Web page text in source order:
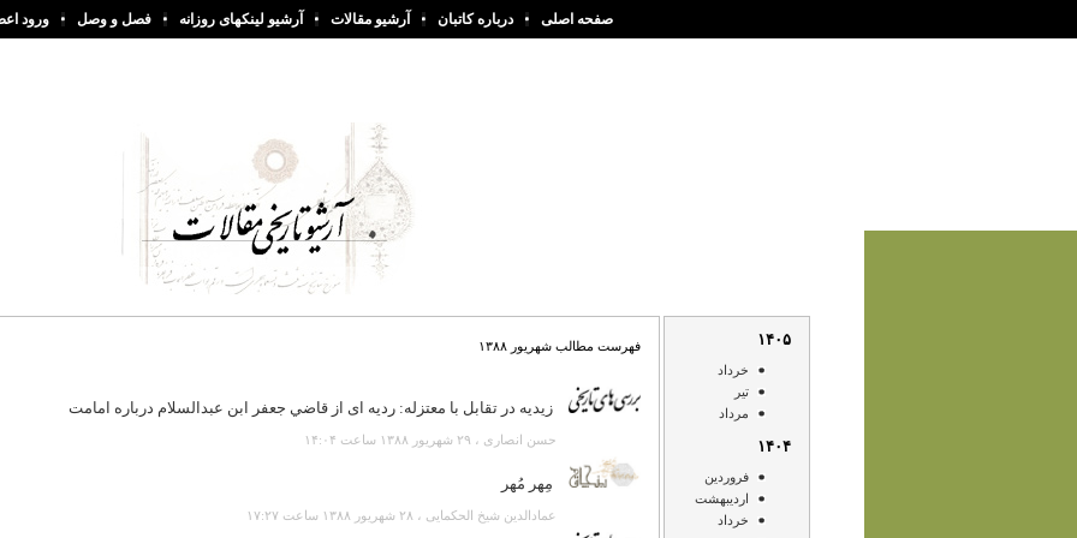
صفحه اصلی درباره کاتبان آرشیو مقالات آرشیو لینکهای روزانه فصل و وصل ورود
۱۴۰۵
خرداد
تير
مرداد
۱۴۰۴
فروردين
ارديبهشت
خرداد
فهرست مطالب شهريور ۱۳۸۸
زيديه در تقابل با معتزله: رديه ای از قاضي جعفر ابن عبدالسلام درباره امامت
حسن انصارى ، ۲۹ شهريور ۱۳۸۸ ساعت ۱۴:۰۴
مِهر مُهر
عمادالدین شیخ الحکمایی ، ۲۸ شهريور ۱۳۸۸ ساعت ۱۷:۲۷